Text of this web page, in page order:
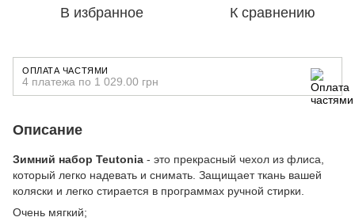
В избранное К сравнению
ОПЛАТА ЧАСТЯМИ
4 платежа по 1 029.00 грн
Описание
Зимний набор Teutonia - это прекрасный чехол из флиса,
который легко надевать и снимать. Защищает ткань вашей
коляски и легко стирается в программах ручной стирки.
Очень мягкий;